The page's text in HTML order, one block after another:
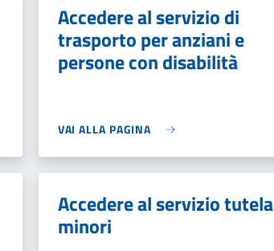
Accedere al servizio di
trasporto per anziani e
persone con disabilità
VAI ALLA PAGINA
Accedere al servizio tutela
minori